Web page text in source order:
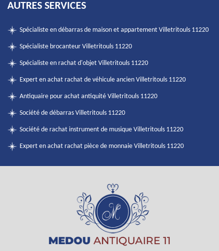
AUTRES SERVICES
Spécialiste en débarras de maison et appartement Villetritouls 11220
Spécialiste brocanteur Villetritouls 11220
Spécialiste en rachat d'objet Villetritouls 11220
Expert en achat rachat de véhicule ancien Villetritouls 11220
Antiquaire pour achat antiquité Villetritouls 11220
Société de débarras Villetritouls 11220
Société de rachat instrument de musique Villetritouls 11220
Expert en achat rachat pièce de monnaie Villetritouls 11220